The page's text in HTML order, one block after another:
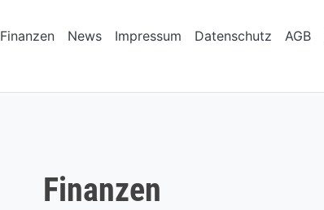
Finanzen News Impressum Datenschutz AGB
Finanzen